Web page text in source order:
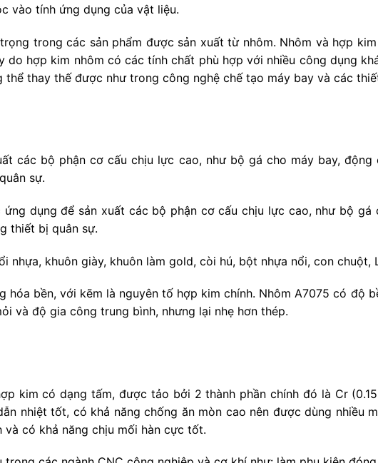
vào tính ứng dụng của vật liệu.
trong các sản phẩm được sản xuất từ nhôm. Nhôm và hợp
do hợp kim nhôm có các tính chất phù hợp với nhiều công dụng
thay thế được như trong công nghệ chế tạo máy bay và các
các bộ phận cơ cấu chịu lực cao, như bộ gá cho máy bay,
sự.
dụng để sản xuất các bộ phận cơ cấu chịu lực cao, như bộ
thiết bị quân sự.
nhựa, khuôn giày, khuôn làm gold, còi hú, bột nhựa nổi, con
hóa bền, với kẽm là nguyên tố hợp kim chính. Nhôm A7075 có độ
và độ gia công trung bình, nhưng lại nhẹ hơn thép.
kim có dạng tấm, được tảo bởi 2 thành phần chính đó là Cr
nhiệt tốt, có khả năng chống ăn mòn cao nên được dùng nhiều
có khả năng chịu mối hàn cực tốt.